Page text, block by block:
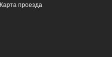
Карта проезда